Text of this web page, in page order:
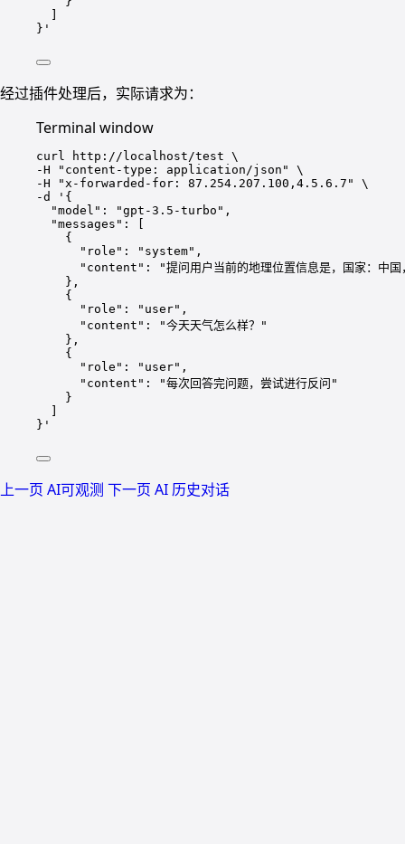
]
} '
经过插件处理后，实际请求为：
Terminal window
curl http://localhost/test \
-H
" content-type: application/json "
\
-H
" x-forwarded-for: 87.254.207.100,4.5.6.7 "
\
-d
' {
"model": "gpt-3.5-turbo",
"messages": [
{
"role": "system",
"content": "提问用户当前的地理位置信息是，国家：中
},
{
"role": "user",
"content": "今天天气怎么样？"
},
{
"role": "user",
"content": "每次回答完问题，尝试进行反问"
}
]
} '
上一页 AI可观测 下一页 AI 历史对话